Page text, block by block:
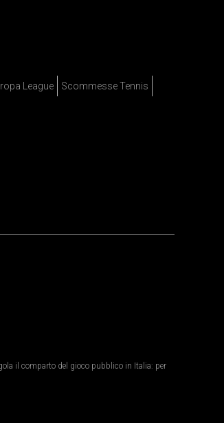
League
Scommesse Tennis
il comparto del gioco pubblico in Italia: per